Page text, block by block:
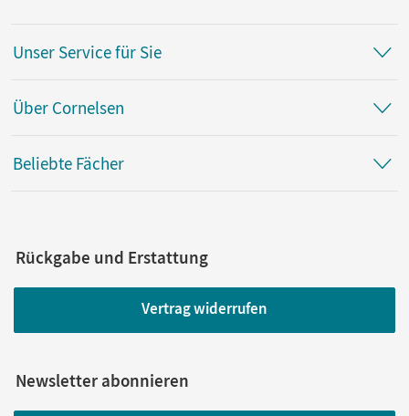
Unser Service für Sie
Über Cornelsen
Beliebte Fächer
Rückgabe und Erstattung
Vertrag widerrufen
Newsletter abonnieren